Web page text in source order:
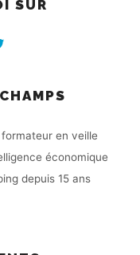
SUR
en veille
économique
depuis 15 ans